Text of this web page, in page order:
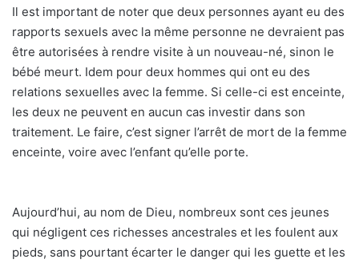
Il est important de noter que deux personnes ayant eu des
rapports sexuels avec la même personne ne devraient pas
être autorisées à rendre visite à un nouveau-né, sinon le
bébé meurt. Idem pour deux hommes qui ont eu des
relations sexuelles avec la femme. Si celle-ci est enceinte,
les deux ne peuvent en aucun cas investir dans son
traitement. Le faire, c’est signer l’arrêt de mort de la femme
enceinte, voire avec l’enfant qu’elle porte.
Aujourd’hui, au nom de Dieu, nombreux sont ces jeunes
qui négligent ces richesses ancestrales et les foulent aux
pieds, sans pourtant écarter le danger qui les guette et les